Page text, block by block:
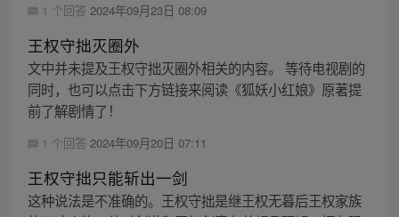
1 个回答 2024年09月23日 08:09
王权守拙灭圈外
文中并未提及王权守拙灭圈外相关的内容。 等待电视剧的
同时，也可以点击下方链接来阅读《狐妖小红娘》原著提
前了解剧情了！
1 个回答 2024年09月20日 07:11
王权守拙只能斩出一剑
这种说法是不准确的。王权守拙是继王权无暮后王权家族